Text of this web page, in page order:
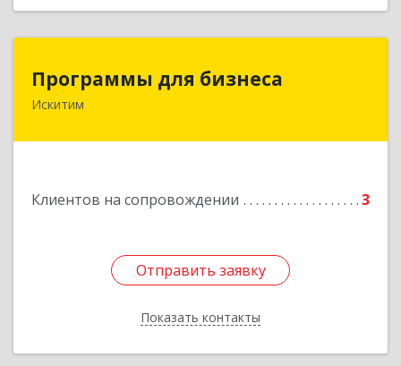
Программы для бизнеса
Искитим
Клиентов на сопровождении 3
Отправить заявку
Показать контакты
Программы для бизнеса
Отправить заявку
Назад